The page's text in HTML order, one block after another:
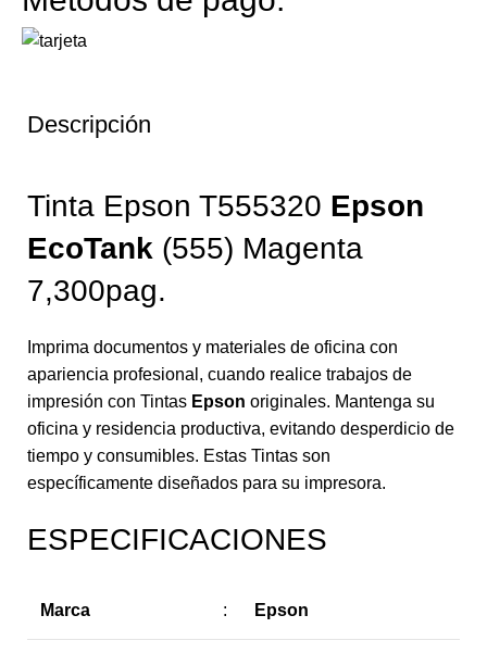
Descripción
Tinta Epson T555320 Epson
EcoTank (555) Magenta
7,300pag.
Imprima documentos y materiales de oficina con
apariencia profesional, cuando realice trabajos de
impresión con Tintas Epson originales. Mantenga su
oficina y residencia productiva, evitando desperdicio de
tiempo y consumibles. Estas Tintas son
específicamente diseñados para su impresora.
ESPECIFICACIONES
Marca : Epson